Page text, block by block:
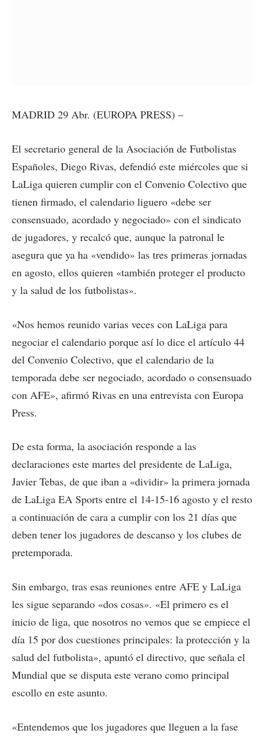
MADRID 29 Abr. (EUROPA PRESS) –
El secretario general de la Asociación de Futbolistas
Españoles, Diego Rivas, defendió este miércoles que si
LaLiga quieren cumplir con el Convenio Colectivo que
tienen firmado, el calendario liguero «debe ser
consensuado, acordado y negociado» con el sindicato
de jugadores, y recalcó que, aunque la patronal le
asegura que ya ha «vendido» las tres primeras jornadas
en agosto, ellos quieren «también proteger el producto
y la salud de los futbolistas».
«Nos hemos reunido varias veces con LaLiga para
negociar el calendario porque así lo dice el artículo 44
del Convenio Colectivo, que el calendario de la
temporada debe ser negociado, acordado o consensuado
con AFE», afirmó Rivas en una entrevista con Europa
Press.
De esta forma, la asociación responde a las
declaraciones este martes del presidente de LaLiga,
Javier Tebas, de que iban a «dividir» la primera jornada
de LaLiga EA Sports entre el 14-15-16 agosto y el resto
a continuación de cara a cumplir con los 21 días que
deben tener los jugadores de descanso y los clubes de
pretemporada.
Sin embargo, tras esas reuniones entre AFE y LaLiga
les sigue separando «dos cosas». «El primero es el
inicio de liga, que nosotros no vemos que se empiece el
día 15 por dos cuestiones principales: la protección y la
salud del futbolista», apuntó el directivo, que señala el
Mundial que se disputa este verano como principal
escollo en este asunto.
«Entendemos que los jugadores que lleguen a la fase